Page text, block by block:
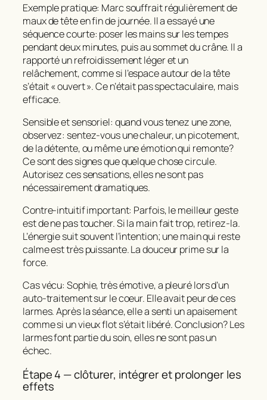
Exemple pratique: Marc souffrait régulièrement de
maux de tête en fin de journée. Il a essayé une
séquence courte: poser les mains sur les tempes
pendant deux minutes, puis au sommet du crâne. Il a
rapporté un refroidissement léger et un
relâchement, comme si l’espace autour de la tête
s’était « ouvert ». Ce n’était pas spectaculaire, mais
efficace.
Sensible et sensoriel: quand vous tenez une zone,
observez: sentez-vous une chaleur, un picotement,
de la détente, ou même une émotion qui remonte?
Ce sont des signes que quelque chose circule.
Autorisez ces sensations, elles ne sont pas
nécessairement dramatiques.
Contre‑intuitif important: Parfois, le meilleur geste
est de nepastoucher. Si la main fait trop, retirez-la.
L’énergie suit souvent l’intention; une main qui reste
calme est très puissante. La douceur prime sur la
force.
Cas vécu: Sophie, très émotive, a pleuré lors d’un
auto-traitement sur le coeur. Elle avait peur de ces
larmes. Après la séance, elle a senti un apaisement
comme si un vieux flot s’était libéré. Conclusion? Les
larmes font partie du soin, elles ne sont pas un
échec.
Étape 4 — clôturer, intégrer et prolonger les
effets